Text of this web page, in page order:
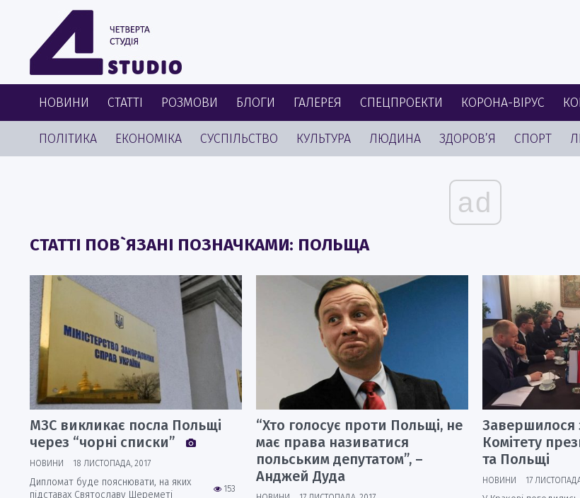
НОВИНИ СТАТТІ РОЗМОВИ БЛОГИ ГАЛЕРЕЯ СПЕЦПРОЕКТИ КОРОНА-ВІРУС
ПОЛІТИКА ЕКОНОМІКА СУСПІЛЬСТВО КУЛЬТУРА ЛЮДИНА ЗДОРОВ’Я СПОРТ
ad
СТАТТІ ПОВ`ЯЗАНІ ПОЗНАЧКАМИ: ПОЛЬЩА
МЗС викликає посла Польщі
через “чорні списки”
НОВИНИ 18 ЛИСТОПАДА, 2017
153
Дипломат буде пояснювати, на яких
підставах Святославу Шереметі
“Хто голосує проти Польщі, не
має права називатися
польським депутатом”, –
Анджей Дуда
Завершилося
Комітету
та Польщі
НОВИНИ 17